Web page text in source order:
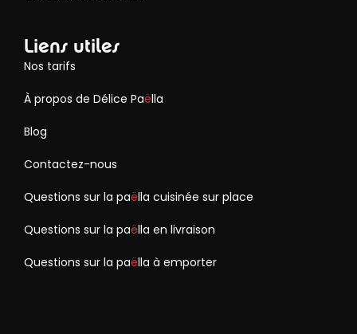
Liens utiles
Nos tarifs
À propos de Délice Paëlla
Blog
Contactez-nous
Questions sur la paëlla cuisinée sur place
Questions sur la paëlla en livraison
Questions sur la paëlla à emporter